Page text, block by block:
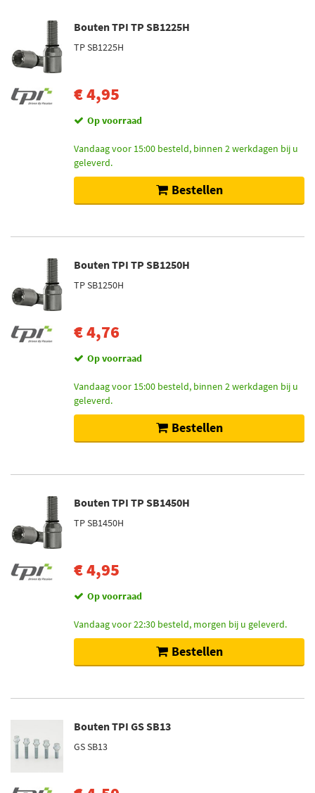
Bouten TPI TP SB1225H
TP SB1225H
€ 4,95
Op voorraad
Vandaag voor 15:00 besteld, binnen 2 werkdagen bij u
geleverd.
Bestellen
Bouten TPI TP SB1250H
TP SB1250H
€ 4,76
Op voorraad
Vandaag voor 15:00 besteld, binnen 2 werkdagen bij u
geleverd.
Bestellen
Bouten TPI TP SB1450H
TP SB1450H
€ 4,95
Op voorraad
Vandaag voor 22:30 besteld, morgen bij u geleverd.
Bestellen
Bouten TPI GS SB13
GS SB13